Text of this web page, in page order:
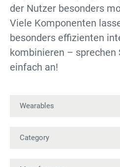
der Nutzer besonders
Viele Komponenten
besonders effizienten
kombinieren – sprechen
einfach an!